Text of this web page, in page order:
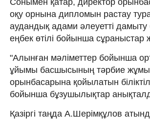
оқу орнына дипломын растау
аудандық адами әлеуетті дамыту
еңбек өтілі бойынша
"Алынған мәліметтер бойынша
ұйымы басшысының тәрбие
орынбасарына қойылатын
бойынша бұзушылықтар
Қазіргі таңда А.Шерімқұлов